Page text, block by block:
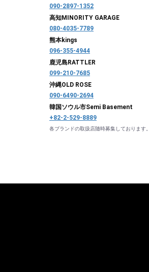
090-2897-1352
高知MINORITY GARAGE
080-4035-7789
熊本kings
096-355-4944
鹿児島RATTLER
099-210-7685
沖縄OLD ROSE
090-6490-2694
韓国ソウル市Semi Basement
+82-2-529-8889
各ブランドの取扱店随時募集しております。